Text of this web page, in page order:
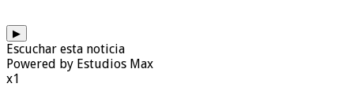
▶
Escuchar esta noticia
Powered by Estudios Max
x1